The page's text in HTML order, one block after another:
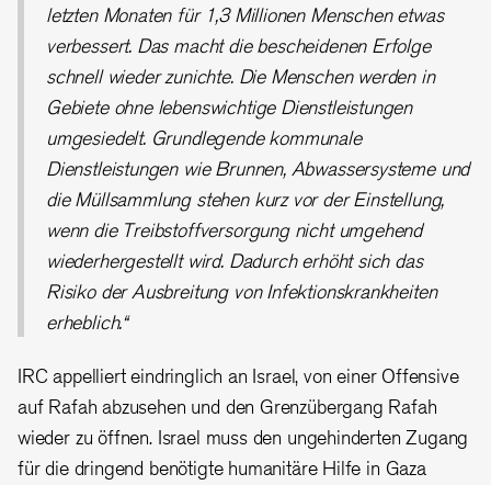
letzten Monaten für 1,3 Millionen Menschen etwas
verbessert. Das macht die bescheidenen Erfolge
schnell wieder zunichte. Die Menschen werden in
Gebiete ohne lebenswichtige Dienstleistungen
umgesiedelt. Grundlegende kommunale
Dienstleistungen wie Brunnen, Abwassersysteme und
die Müllsammlung stehen kurz vor der Einstellung,
wenn die Treibstoffversorgung nicht umgehend
wiederhergestellt wird. Dadurch erhöht sich das
Risiko der Ausbreitung von Infektionskrankheiten
erheblich.“
IRC appelliert eindringlich an Israel, von einer Offensive
auf Rafah abzusehen und den Grenzübergang Rafah
wieder zu öffnen. Israel muss den ungehinderten Zugang
für die dringend benötigte humanitäre Hilfe in Gaza